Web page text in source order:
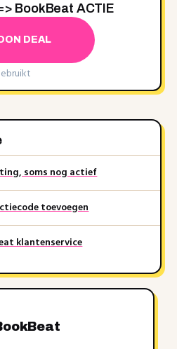
BookBeat ACTIE
DEAL
soms nog actief
toevoegen
klantenservice